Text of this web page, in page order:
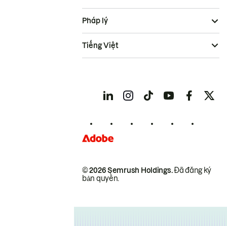
© 2026 Semrush Holdings.Đã đăng ký
bản quyền.
Pháp lý
Tiếng Việt